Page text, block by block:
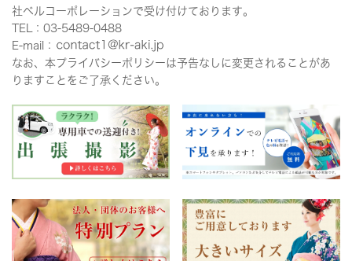
社ベルコーポレーションで受け付けております。
TEL：03-5489-0488
E-mail：
なお、本プライバシーポリシーは予告なしに変更されることがあ
りますことをご了承ください。